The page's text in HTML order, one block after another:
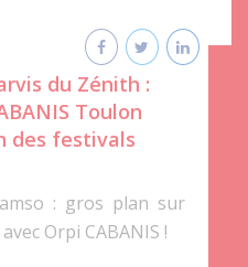
du Zénith :
Toulon
des festivals
: gros plan sur
Orpi CABANIS !